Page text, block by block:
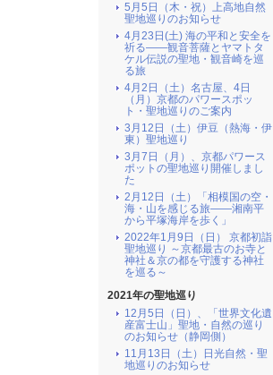
5月5日（木・祝）上高地自然
聖地巡りのお知らせ
4月23日(土) 海の平和と安全を
祈る――観音菩薩とヤマトタ
ケル伝説の聖地・観音崎を巡
る旅
4月2日（土）名古屋、4日
（月）京都のパワースポッ
ト・聖地巡りのご案内
3月12日（土）伊豆（熱海・伊
東）聖地巡り
3月7日（月）、京都パワース
ポットの聖地巡り開催しまし
た
2月12日（土）「相模国の空・
海・山を感じる旅――湘南平
から平塚海岸を歩く」
2022年1月9日（日） 京都初詣
聖地巡り ～京都最古のお寺と
神社＆京の都を守護する神社
を巡る～
2021年の聖地巡り
12月5日（日）、「世界文化遺
産富士山」聖地・自然の巡り
のお知らせ（静岡側）
11月13日（土）日光自然・聖
地巡りのお知らせ